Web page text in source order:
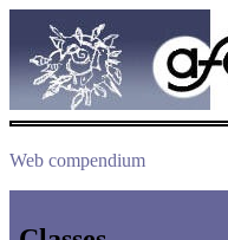
Web compendium